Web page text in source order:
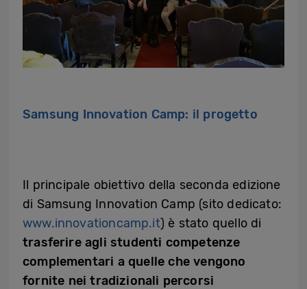
Samsung Innovation Camp: il progetto
Il principale obiettivo della seconda edizione
di Samsung Innovation Camp (sito dedicato:
www.innovationcamp.it) è stato quello di
trasferire agli studenti competenze
complementari a quelle che vengono
fornite nei tradizionali percorsi